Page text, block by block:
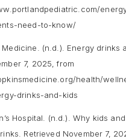
need-to-know/
(n.d.). Energy drinks
7, 2025, from
health/
drinks-and-kids
Hospital. (n.d.). Why kids
. Retrieved November 7,